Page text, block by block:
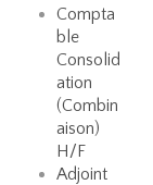
Compta
ble
Consolid
ation
(Combin
aison)
H/F
Adjoint